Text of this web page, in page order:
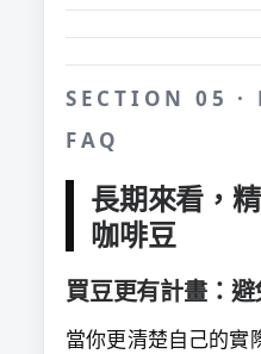
SECTION 05 ·
FAQ
長期來看，
咖啡豆
買豆更有計畫：
當你更清楚自己的實